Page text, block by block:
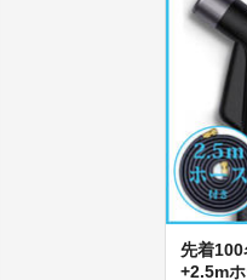
先着100
+2.5m